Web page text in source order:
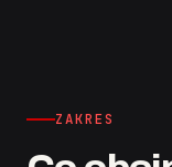
ZAKRES